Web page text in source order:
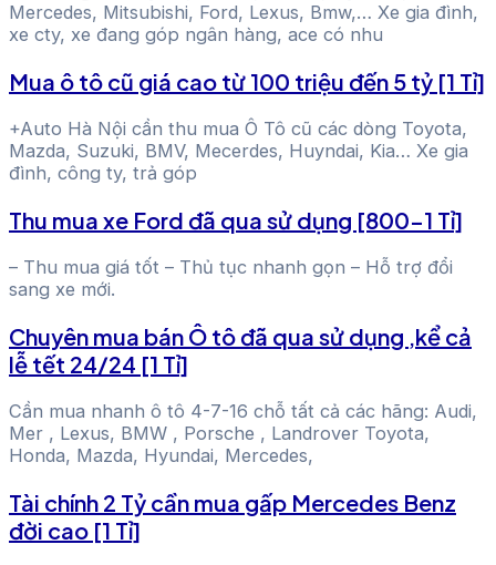
Mercedes, Mitsubishi, Ford, Lexus, Bmw,… Xe gia đình,
xe cty, xe đang góp ngân hàng, ace có nhu
Mua ô tô cũ giá cao từ 100 triệu đến 5 tỷ [1 Tỉ]
+Auto Hà Nội cần thu mua Ô Tô cũ các dòng Toyota,
Mazda, Suzuki, BMV, Mecerdes, Huyndai, Kia… Xe gia
đình, công ty, trả góp
Thu mua xe Ford đã qua sử dụng [800-1 Tỉ]
– Thu mua giá tốt – Thủ tục nhanh gọn – Hỗ trợ đổi
sang xe mới.
Chuyên mua bán Ô tô đã qua sử dụng ,kể cả
lễ tết 24/24 [1 Tỉ]
Cần mua nhanh ô tô 4-7-16 chỗ tất cả các hãng: Audi,
Mer , Lexus, BMW , Porsche , Landrover Toyota,
Honda, Mazda, Hyundai, Mercedes,
Tài chính 2 Tỷ cần mua gấp Mercedes Benz
đời cao [1 Tỉ]